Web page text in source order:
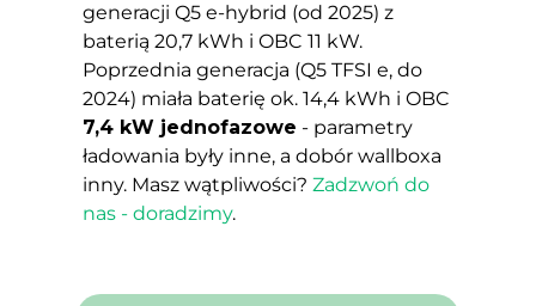
generacji Q5 e-hybrid (od 2025) z
baterią 20,7 kWh i OBC 11 kW.
Poprzednia generacja (Q5 TFSI e, do
2024) miała baterię ok. 14,4 kWh i OBC
7,4 kW jednofazowe - parametry
ładowania były inne, a dobór wallboxa
inny. Masz wątpliwości? Zadzwoń do
nas - doradzimy.